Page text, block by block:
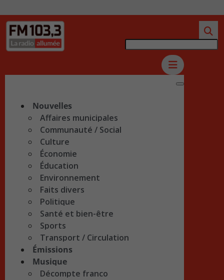
Nouvelles
Affaires municipales
Communauté / Social
Culture
Économie
Éducation
Environnement
Faits divers
Politique
Santé et bien-être
Sports
Transport / Circulation
Émissions
Musique
Décompte franco